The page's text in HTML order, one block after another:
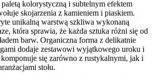
kolorystyczną i subtelnym efektem
skojarzenia z kamieniem i piaskiem.
unikalną warstwą szkliwa wykonaną
która sprawia, że każda sztuka różni się od
barw. Organiczna forma z delikatnie
dodaje zestawowi wyjątkowego uroku i
się zarówno z rustykalnymi, jak i
stołu.